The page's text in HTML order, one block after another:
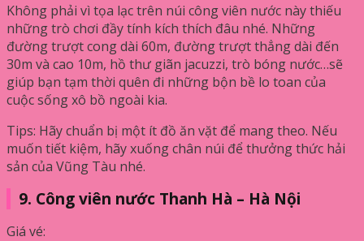
Không phải vì tọa lạc trên núi công viên nước này thiếu
những trò chơi đầy tính kích thích đâu nhé. Những
đường trượt cong dài 60m, đường trượt thẳng dài đến
30m và cao 10m, hồ thư giãn jacuzzi, trò bóng nước…sẽ
giúp bạn tạm thời quên đi những bộn bề lo toan của
cuộc sống xô bồ ngoài kia.
Tips: Hãy chuẩn bị một ít đồ ăn vặt để mang theo. Nếu
muốn tiết kiệm, hãy xuống chân núi để thưởng thức hải
sản của Vũng Tàu nhé.
9. Công viên nước Thanh Hà – Hà Nội
Giá vé: